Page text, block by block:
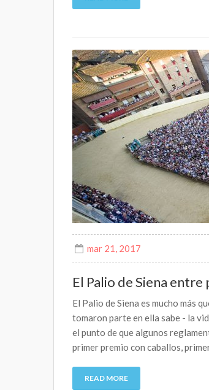
mar 21, 2017
El Palio de Siena
El Palio de Siena es mucho más
tomaron parte en ella sabe - la
el punto de que algunos
primer premio con caballos,
READ MORE